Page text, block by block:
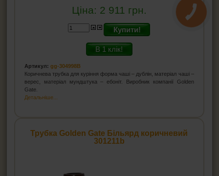
Ціна: 2 911 грн.
Купити!
В 1 клік!
Артикул: gg-304998B
Коричнева трубка для куріння форма чаші – дублін, матеріал чаші –
верес, матеріал мундштука – ебоніт. Виробник компанії Golden
Gate.
Детальніше...
Трубка Golden Gate Більярд коричневий
301211b